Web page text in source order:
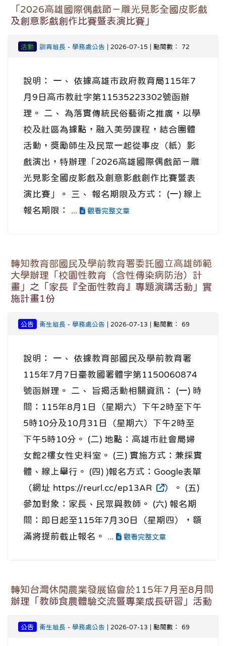
「2026高雄國際偶戲節－雕光見影全國皮影戲
及創意影戲創作比賽暨表演比賽」
活動 訓育組長 - 學務處公告 | 2026-07-15 | 點閱數： 72
說明： 一、 依據高雄市政府教育局115年7
月9日高市教社字第11535223302號函辦
理。 二、 為落實傳統民俗藝術之推廣，以學
校及社區為據點，融入美勞課程，結合團體
活動，獎勵師生及民眾一起從事皮（紙）影
戲演出，特辦理「2026高雄國際偶戲節－雕
光見影全國皮影戲及創意影戲創作比賽暨表
演比賽」。 三、 報名期限及方式： (一) 線上
報名期限： ...
觀看完整文章
轉知教育部國民及學前教育署委託國立高雄師範
大學辦理「校園性教育（含性傳染病防治）計
畫」之「家長『全面性教育』專題演講活動」實
施計畫1份
公告 衛生組長 - 學務處公告 | 2026-07-13 | 點閱數： 69
說明： 一、 依據教育部國民及學前教育署
115年7月7日臺教國署體字第1150060874
號函辦理。 二、 旨揭活動相關資訊： (一) 時
間：115年8月1日（星期六）下午2時至下午
5時10分及10月31日（星期六）下午2時至
下午5時10分。 (二) 地點：高雄市社會局婦
女館2樓女性史料室。 (三) 實施方式：兼採實
體、線上舉行。 (四) )報名方式：Google表單
（網址 https://reurl.cc/ep13AR
）。 (五)
參加對象：家長、民眾與教師。 (六) 報名期
間：即日起至115年7月30日（星期四），額
滿將提前截止報名。 ...
觀看完整文章
轉知台灣休閒農業發展協會於115年7月至8月間
辦理「教師食農體驗交流暨專業成長研習」活動
公告 衛生組長 - 學務處公告 | 2026-07-13 | 點閱數： 69